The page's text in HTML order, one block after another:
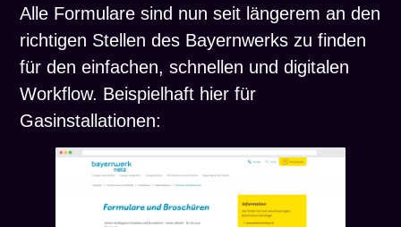
Alle Formulare sind nun seit längerem an den
richtigen Stellen des Bayernwerks zu finden
für den einfachen, schnellen und digitalen
Workflow. Beispielhaft hier für
Gasinstallationen: